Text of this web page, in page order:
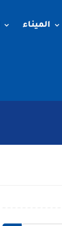
الميناء